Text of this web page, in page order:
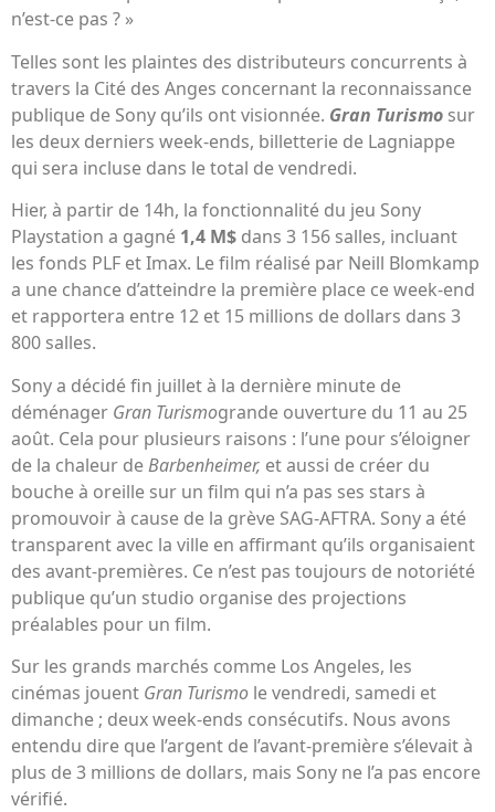
n’est-ce pas ? »
Telles sont les plaintes des distributeurs concurrents à
travers la Cité des Anges concernant la reconnaissance
publique de Sony qu’ils ont visionnée. Gran Turismo sur
les deux derniers week-ends, billetterie de Lagniappe
qui sera incluse dans le total de vendredi.
Hier, à partir de 14h, la fonctionnalité du jeu Sony
Playstation a gagné 1,4 M$ dans 3 156 salles, incluant
les fonds PLF et Imax. Le film réalisé par Neill Blomkamp
a une chance d’atteindre la première place ce week-end
et rapportera entre 12 et 15 millions de dollars dans 3
800 salles.
Sony a décidé fin juillet à la dernière minute de
déménager Gran Turismogrande ouverture du 11 au 25
août. Cela pour plusieurs raisons : l’une pour s’éloigner
de la chaleur deBarbenheimer, et aussi de créer du
bouche à oreille sur un film qui n’a pas ses stars à
promouvoir à cause de la grève SAG-AFTRA. Sony a été
transparent avec la ville en affirmant qu’ils organisaient
des avant-premières. Ce n’est pas toujours de notoriété
publique qu’un studio organise des projections
préalables pour un film.
Sur les grands marchés comme Los Angeles, les
cinémas jouent Gran Turismo le vendredi, samedi et
dimanche ; deux week-ends consécutifs. Nous avons
entendu dire que l’argent de l’avant-première s’élevait à
plus de 3 millions de dollars, mais Sony ne l’a pas encore
vérifié.